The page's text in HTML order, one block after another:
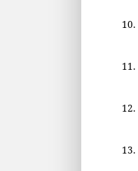
10.
11.
12.
13.